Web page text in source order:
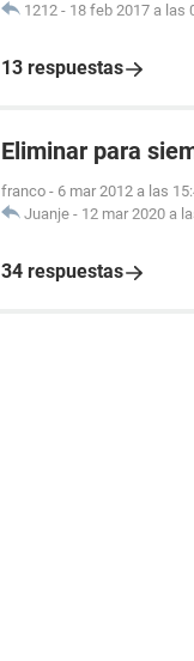
1212 - 18 feb 2017 a las
13 respuestas
Eliminar para
franco - 6 mar 2012 a las
Juanje - 12 mar 2020 a
34 respuestas